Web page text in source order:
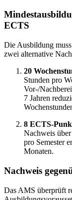
ECTS
Die Ausbildung
zwei alternative
20
Stunden pro
Vor-/
7 Jahren
8 ECTS-
Nachweis
pro Semester
Monaten.
Nachweis
Das AMS überprüft